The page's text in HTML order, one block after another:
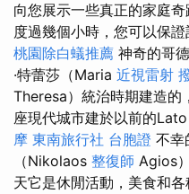
向您展示一些真正的家庭
度過幾個小時，您可以保證
桃園除白蟻推薦 神奇的哥
·特蕾莎（Maria 近視雷射
Theresa）統治時期建造的
座現代城市建於以前的
摩 東南旅行社 台胞證 不幸
（Nikolaos 整復師 Agios
天它是休閒活動，美食和各